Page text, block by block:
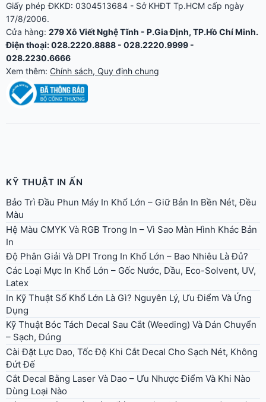
Giấy phép ĐKKD: 0304513684 - Sở KHĐT Tp.HCM cấp ngày
17/8/2006.
Cửa hàng: 279 Xô Viết Nghệ Tĩnh - P.Gia Định, TP.Hồ Chí Minh.
Điện thoại: 028.2220.8888 - 028.2220.9999 -
028.2230.6666
Xem thêm: Chính sách, Quy định chung
KỸ THUẬT IN ẤN
Bảo Trì Đầu Phun Máy In Khổ Lớn – Giữ Bản In Bền Nét, Đều
Màu
Hệ Màu CMYK Và RGB Trong In – Vì Sao Màn Hình Khác Bản
In
Độ Phân Giải Và DPI Trong In Khổ Lớn – Bao Nhiêu Là Đủ?
Các Loại Mực In Khổ Lớn – Gốc Nước, Dầu, Eco-Solvent, UV,
Latex
In Kỹ Thuật Số Khổ Lớn Là Gì? Nguyên Lý, Ưu Điểm Và Ứng
Dụng
Kỹ Thuật Bóc Tách Decal Sau Cắt (Weeding) Và Dán Chuyển
– Sạch, Đúng
Cài Đặt Lực Dao, Tốc Độ Khi Cắt Decal Cho Sạch Nét, Không
Đứt Đế
Cắt Decal Bằng Laser Và Dao – Ưu Nhược Điểm Và Khi Nào
Dùng Loại Nào